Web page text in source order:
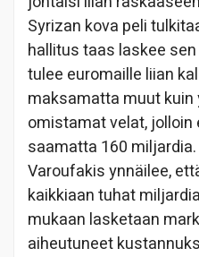
Syrizan kova peli
hallitus taas laskee
tulee euromaille liian
maksamatta muut
omistamat velat,
saamatta 160
Varoufakis ynnäilee,
kaikkiaan tuhat
mukaan lasketaan
aiheutuneet